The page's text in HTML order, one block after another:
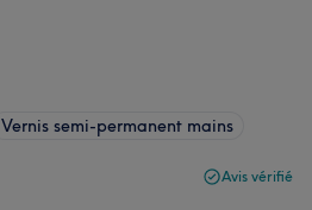
Vernis semi-permanent mains
Avis vérifié